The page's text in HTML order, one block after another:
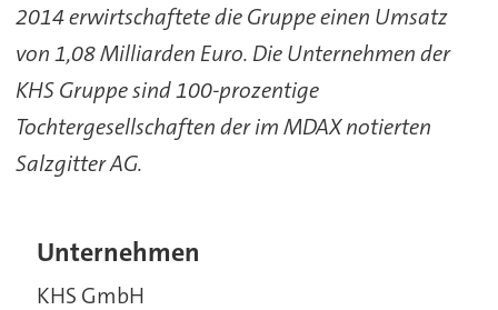
2014 erwirtschaftete die Gruppe einen Umsatz
von 1,08 Milliarden Euro. Die Unternehmen der
KHS Gruppe sind 100-prozentige
Tochtergesellschaften der im MDAX notierten
Salzgitter AG.
Unternehmen
KHS GmbH